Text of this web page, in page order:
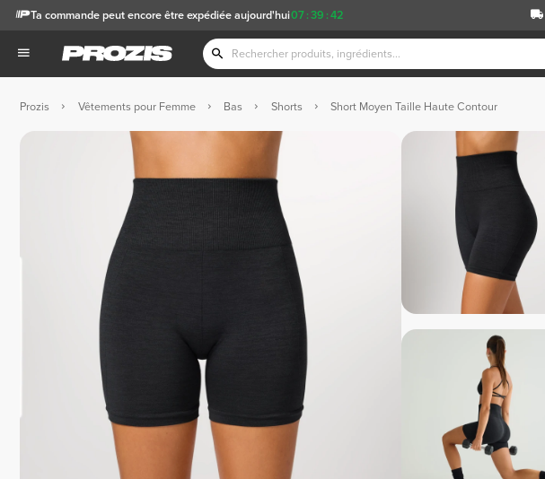
07 :39 :41
Ta commande peut encore être expédiée aujourd'hui
Prozis Vêtements pour Femme Bas Shorts Short Moyen Taille Haute Contour